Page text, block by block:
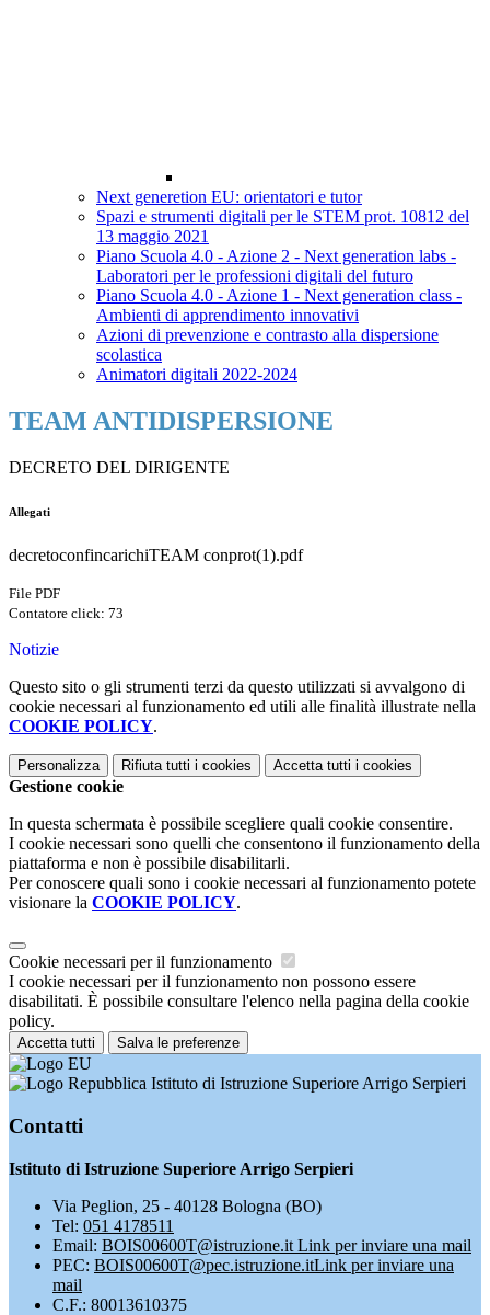
Next generetion EU: orientatori e tutor
Spazi e strumenti digitali per le STEM prot. 10812 del
13 maggio 2021
Piano Scuola 4.0 - Azione 2 - Next generation labs -
Laboratori per le professioni digitali del futuro
Piano Scuola 4.0 - Azione 1 - Next generation class -
Ambienti di apprendimento innovativi
Azioni di prevenzione e contrasto alla dispersione
scolastica
Animatori digitali 2022-2024
TEAM ANTIDISPERSIONE
DECRETO DEL DIRIGENTE
Allegati
decretoconfincarichiTEAM conprot(1).pdf
File PDF
Contatore click: 73
Notizie
Questo sito o gli strumenti terzi da questo utilizzati si avvalgono di
cookie necessari al funzionamento ed utili alle finalità illustrate nella
COOKIE POLICY.
Personalizza Rifiuta tutti i cookies Accetta tutti i cookies
Gestione cookie
In questa schermata è possibile scegliere quali cookie consentire.
I cookie necessari sono quelli che consentono il funzionamento della
piattaforma e non è possibile disabilitarli.
Per conoscere quali sono i cookie necessari al funzionamento potete
visionare la COOKIE POLICY.
Cookie necessari per il funzionamento
I cookie necessari per il funzionamento non possono essere
disabilitati. È possibile consultare l'elenco nella pagina della cookie
policy.
Accetta tutti Salva le preferenze
Istituto di Istruzione Superiore Arrigo Serpieri
Contatti
Istituto di Istruzione Superiore Arrigo Serpieri
Via Peglion, 25 - 40128 Bologna (BO)
Tel: 051 4178511
Email: BOIS00600T@istruzione.it Link per inviare una mail
PEC: BOIS00600T@pec.istruzione.itLink per inviare una
mail
C.F.: 80013610375